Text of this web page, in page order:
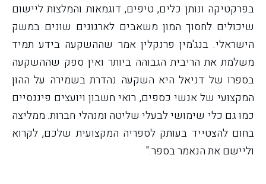
בפרקטיקה ונותן כלים, טיפים, דוגמאות והמלצות ליישום
שיכולים לחסוך המון משאבים לארגונים שונים במשק
הישראלי. בנג'מין פרנקלין אמר שההשקעה בידע תמיד
משלמת את הריבית הגבוהה ביותר ואין ספק שההשקעה
בספרו של דניאל היא השקעה נהדרת בשמירה על ההון
המקצועי של אנשי כספים, רואי חשבון ויועצים פיננסיים
כמו גם כלי שימושי לבעלי שליטה ומנהלי חברות. ממליצה
בחום להצטייד בעותק לספריה המקצועית שלכם, לקרוא
וליישם את הנאמר בספר."